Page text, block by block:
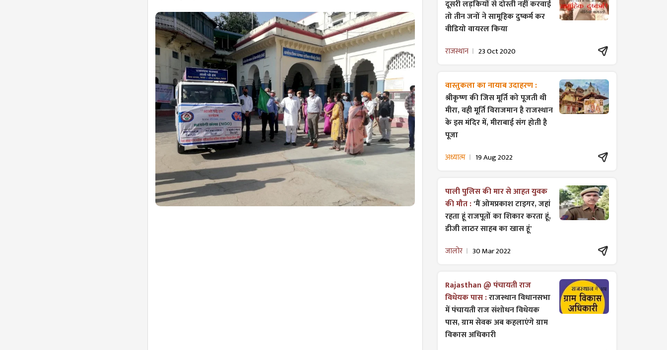
दूसरी लड़कियों से दोस्ती नहीं करवाई
तो तीन जनों ने सामूहिक दुष्कर्म कर
वीडियो वायरल किया
राजस्थान 23 Oct 2020
वास्तुकला का नायाब उदाहरण :
श्रीकृष्ण की जिस मूर्ति को पूजती थी
मीरा, वही मूर्ति विराजमान है राजस्थान
के इस मंदिर में, मीराबाई संग होती है
पूजा
अध्यात्म 19 Aug 2022
पाली पुलिस की मार से आहत युवक
की मौत :'मैं ओमप्रकाश टाइगर, जहां
रहता हूं राजपूतों का शिकार करता हूं,
डीजी लाठर साहब का खास हूं'
जालोर 30 Mar 2022
Rajasthan @ पंचायती राज
विधेयक पास :राजस्थान विधानसभा
में पंचायती राज ​संशोधन विधेयक
पास, ग्राम सेवक अब कहलाएंगे ग्राम
विकास अधिकारी